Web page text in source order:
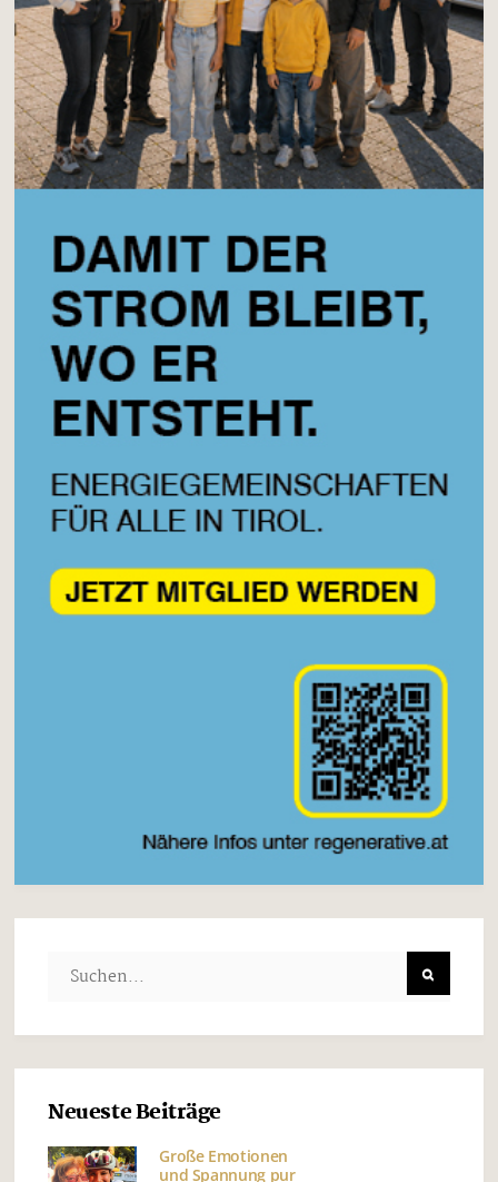
Neueste Beiträge
Große Emotionen
und Spannung pur